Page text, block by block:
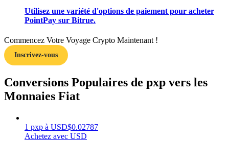
Stratégies de trading
Gagner
Utilisez une variété d'options de paiement pour acheter
PointPay sur Bitrue.
Commencez Votre Voyage Crypto Maintenant !
Inscrivez-vous
Conversions Populaires de pxp vers les
Monnaies Fiat
1 pxp à USD$0.02787
Achetez avec USD